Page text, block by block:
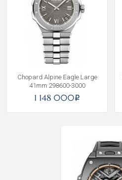
Chopard Alpine Eagle Large
41mm 298600-3000
1 148 000i